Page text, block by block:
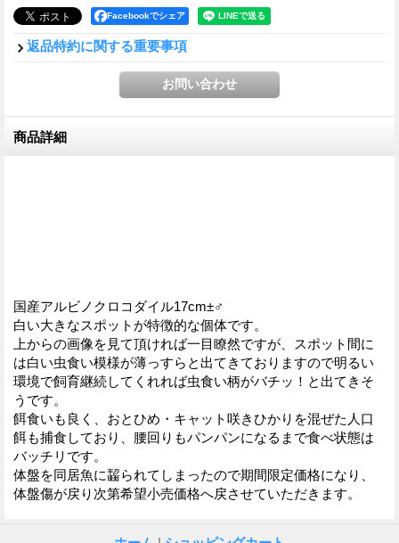
Facebookでシェア
返品特約に関する重要事項
商品詳細
国産アルビノクロコダイル17cm±♂
白い大きなスポットが特徴的な個体です。
上からの画像を見て頂ければ一目瞭然ですが、スポット間に
は白い虫食い模様が薄っすらと出てきておりますので明るい
環境で飼育継続してくれれば虫食い柄がバチッ！と出てきそ
うです。
餌食いも良く、おとひめ・キャット咲きひかりを混ぜた人口
餌も捕食しており、腰回りもパンパンになるまで食べ状態は
バッチリです。
体盤を同居魚に齧られてしまったので期間限定価格になり、
体盤傷が戻り次第希望小売価格へ戻させていただきます。